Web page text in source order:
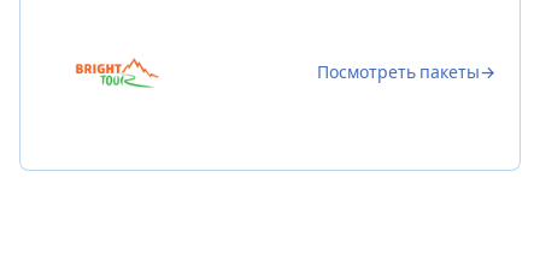
Посмотреть пакеты→